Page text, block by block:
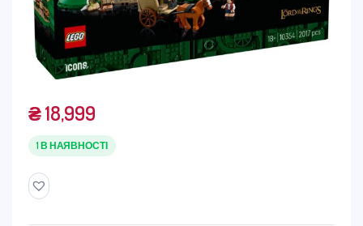
₴18,999
1 В НАЯВНОСТІ